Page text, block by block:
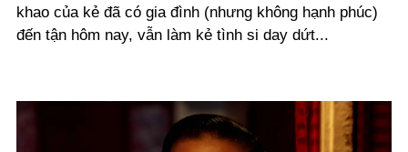
khao của kẻ đã có gia đình (nhưng không hạnh phúc)
đến tận hôm nay, vẫn làm kẻ tình si day dứt...